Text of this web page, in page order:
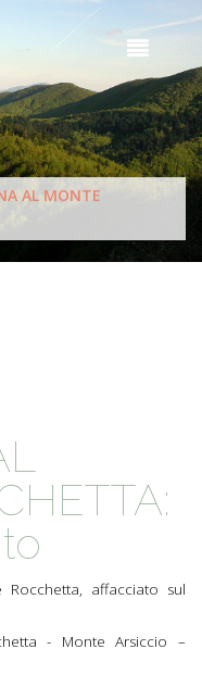
AL MONTE
affacciato sul
- Monte Arsiccio –